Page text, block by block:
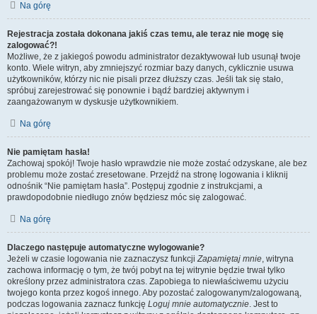
Na górę
Rejestracja została dokonana jakiś czas temu, ale teraz nie mogę się
zalogować?!
Możliwe, że z jakiegoś powodu administrator dezaktywował lub usunął twoje
konto. Wiele witryn, aby zmniejszyć rozmiar bazy danych, cyklicznie usuwa
użytkowników, którzy nic nie pisali przez dłuższy czas. Jeśli tak się stało,
spróbuj zarejestrować się ponownie i bądź bardziej aktywnym i
zaangażowanym w dyskusje użytkownikiem.
Na górę
Nie pamiętam hasła!
Zachowaj spokój! Twoje hasło wprawdzie nie może zostać odzyskane, ale bez
problemu może zostać zresetowane. Przejdź na stronę logowania i kliknij
odnośnik “Nie pamiętam hasła”. Postępuj zgodnie z instrukcjami, a
prawdopodobnie niedługo znów będziesz móc się zalogować.
Na górę
Dlaczego następuje automatyczne wylogowanie?
Jeżeli w czasie logowania nie zaznaczysz funkcjiZapamiętaj mnie, witryna
zachowa informację o tym, że twój pobyt na tej witrynie będzie trwał tylko
określony przez administratora czas. Zapobiega to niewłaściwemu użyciu
twojego konta przez kogoś innego. Aby pozostać zalogowanym/zalogowaną,
podczas logowania zaznacz funkcję Loguj mnie automatycznie. Jest to